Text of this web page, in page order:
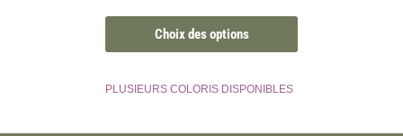
Choix des options
PLUSIEURS COLORIS DISPONIBLES